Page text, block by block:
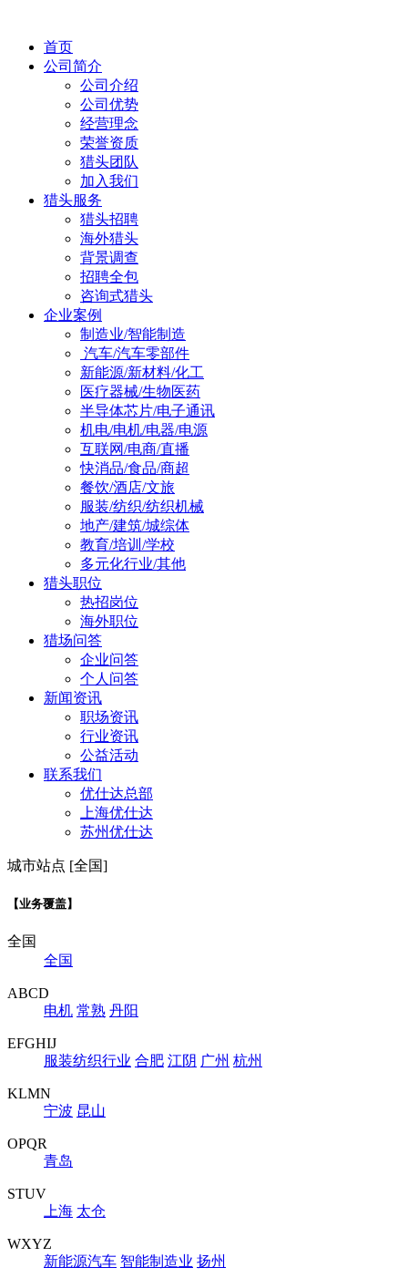
首页
公司简介
公司介绍
公司优势
经营理念
荣誉资质
猎头团队
加入我们
猎头服务
猎头招聘
海外猎头
背景调查
招聘全包
咨询式猎头
企业案例
制造业/智能制造
汽车/汽车零部件
新能源/新材料/化工
医疗器械/生物医药
半导体芯片/电子通讯
机电/电机/电器/电源
互联网/电商/直播
快消品/食品/商超
餐饮/酒店/文旅
服装/纺织/纺织机械
地产/建筑/城综体
教育/培训/学校
多元化行业/其他
猎头职位
热招岗位
海外职位
猎场问答
企业问答
个人问答
新闻资讯
职场资讯
行业资讯
公益活动
联系我们
优仕达总部
上海优仕达
苏州优仕达
城市站点 [全国]
【业务覆盖】
全国
全国
ABCD
电机 常熟 丹阳
EFGHIJ
服装纺织行业 合肥 江阴 广州 杭州
KLMN
宁波 昆山
OPQR
青岛
STUV
上海 太仓
WXYZ
新能源汽车 智能制造业 扬州